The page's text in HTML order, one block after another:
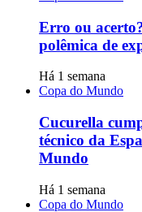
Erro ou
polêmica de
Há 1 semana
Copa do Mundo
Cucurella
técnico da
Mundo
Há 1 semana
Copa do Mundo